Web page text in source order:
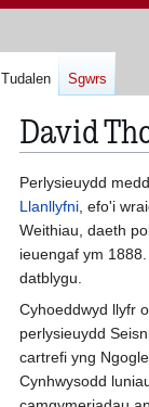
David
Neidio
i'r
panel
llywio
Neidio
i'r
bar
chwilio
Perlysieuydd
Llanllyfni, efo'i
Weithiau, daeth
ieuengaf ym
datblygu.
Cyhoeddwyd llyfr
perlysieuydd
cartrefi yng
Cynhwysodd
Tudalen Sgwrs